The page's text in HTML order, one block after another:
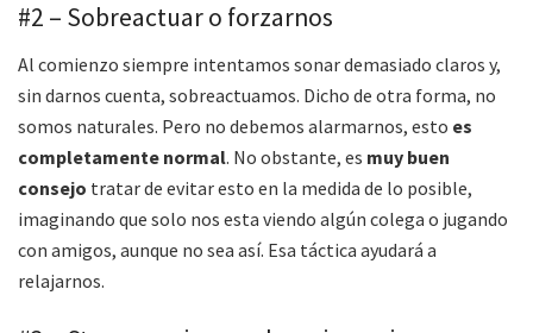
#2 – Sobreactuar o forzarnos
Al comienzo siempre intentamos sonar demasiado claros y,
sin darnos cuenta, sobreactuamos. Dicho de otra forma, no
somos naturales. Pero no debemos alarmarnos, esto es
completamente normal. No obstante, es muy buen
consejo tratar de evitar esto en la medida de lo posible,
imaginando que solo nos esta viendo algún colega o jugando
con amigos, aunque no sea así. Esa táctica ayudará a
relajarnos.